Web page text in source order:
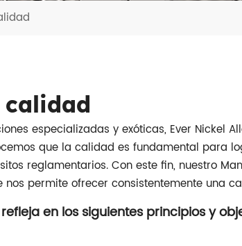
calidad
especializadas y exóticas, Ever Nickel
que la calidad es fundamental para
reglamentarios. Con este fin, nuestro
nos permite ofrecer consistentemente una
en los siguientes principios y